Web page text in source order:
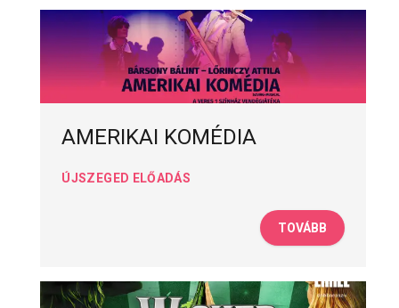
AMERIKAI KOMÉDIA
ÚJSZEGED ELŐADÁS
TOVÁBB